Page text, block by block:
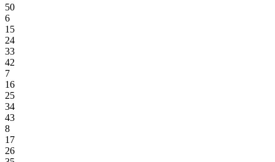
50
6
15
24
33
42
7
16
25
34
43
8
17
26